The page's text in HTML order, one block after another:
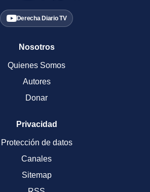
Derecha Diario TV
Nosotros
Quienes Somos
Autores
Donar
Privacidad
Protección de datos
Canales
Sitemap